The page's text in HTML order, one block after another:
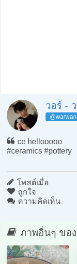
วอร์ -
ce hellooooo
#ceramics #pottery
โพสต์เมื่อ
ถูกใจ
ความคิดเห็น
ภาพอื่นๆ ของ